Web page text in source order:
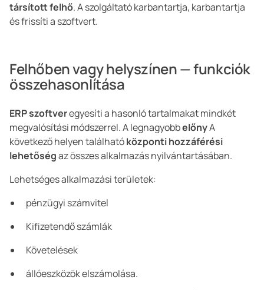
társított felhő. A szolgáltató karbantartja, karbantartja
és frissíti a szoftvert.
Felhőben vagy helyszínen — funkciók
összehasonlítása
ERP szoftveregyesíti a hasonló tartalmakat mindkét
megvalósítási módszerrel. A legnagyobbelőnyA
következő helyen találhatóközponti hozzáférési
lehetőségaz összes alkalmazás nyilvántartásában.
Lehetséges alkalmazási területek:
pénzügyi számvitel
Kifizetendő számlák
Követelések
állóeszközök elszámolása.